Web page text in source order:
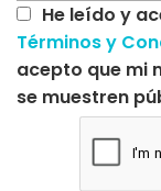
He leído y
Términos y
acepto que mi
se muestren